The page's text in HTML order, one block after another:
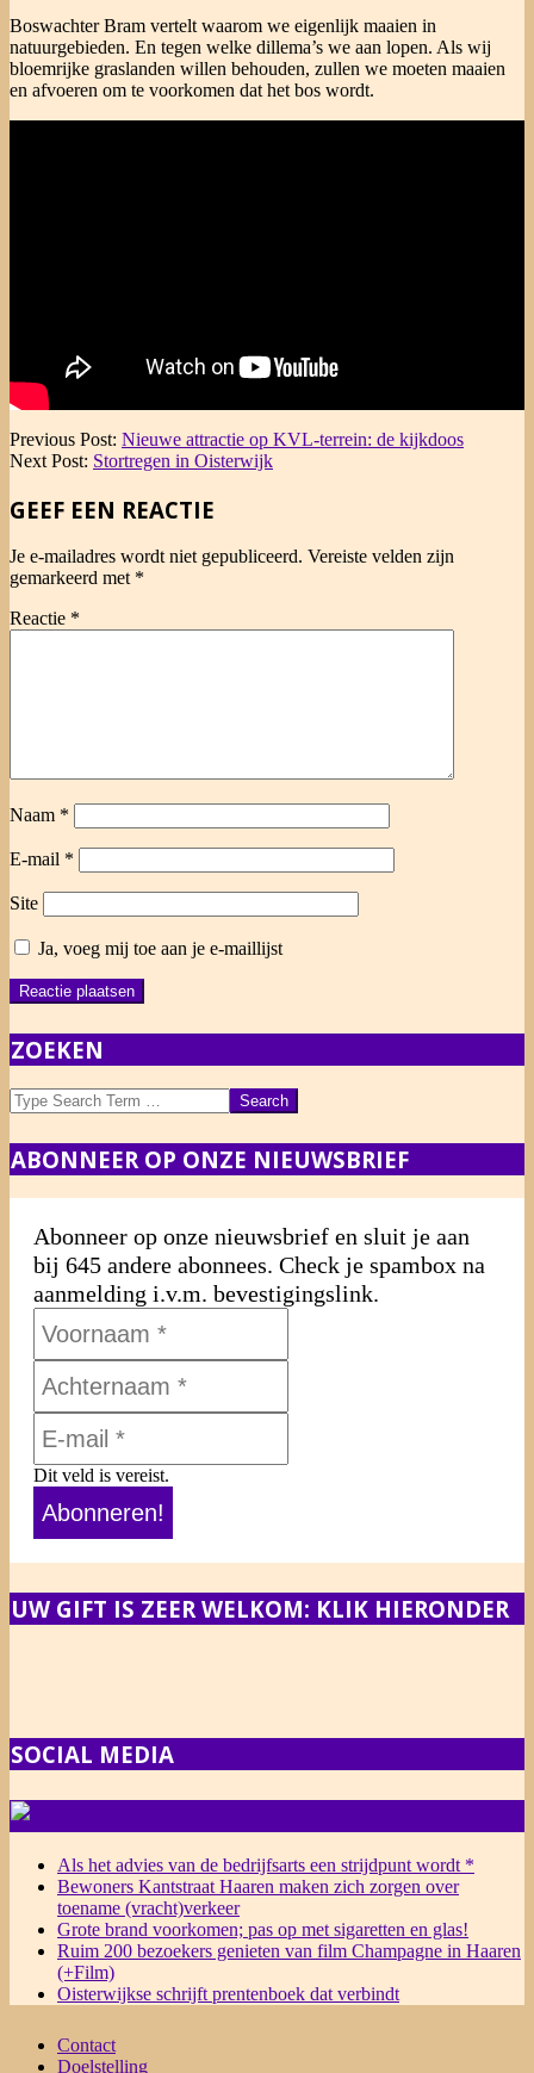
Boswachter Bram vertelt waarom we eigenlijk maaien in
natuurgebieden. En tegen welke dillema’s we aan lopen. Als wij
bloemrijke graslanden willen behouden, zullen we moeten maaien
en afvoeren om te voorkomen dat het bos wordt.
2024-
05-
Previous Post: Nieuwe attractie op KVL-terrein: de kijkdoos
Next Post: Stortregen in Oisterwijk
GEEF EEN REACTIE
Je e-mailadres wordt niet gepubliceerd. Vereiste velden zijn
gemarkeerd met *
Reactie *
Naam *
E-mail *
Site
Ja, voeg mij toe aan je e-maillijst
ZOEKEN
Search
ABONNEER OP ONZE NIEUWSBRIEF
Abonneer op onze nieuwsbrief en sluit je aan
bij 645 andere abonnees. Check je spambox na
aanmelding i.v.m. bevestigingslink.
Dit veld is vereist.
UW GIFT IS ZEER WELKOM: KLIK HIERONDER
SOCIAL MEDIA
Als het advies van de bedrijfsarts een strijdpunt wordt *
Bewoners Kantstraat Haaren maken zich zorgen over
toename (vracht)verkeer
Grote brand voorkomen; pas op met sigaretten en glas!
Ruim 200 bezoekers genieten van film Champagne in Haaren
(+Film)
Oisterwijkse schrijft prentenboek dat verbindt
Contact
Doelstelling